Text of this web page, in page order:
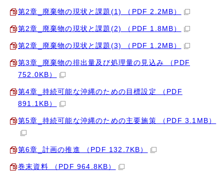
第2章_廃棄物の現状と課題(1) （PDF 2.2MB）
第2章_廃棄物の現状と課題(2) （PDF 1.8MB）
第2章_廃棄物の現状と課題(3) （PDF 1.2MB）
第3章_廃棄物の排出量及び処理量の見込み （PDF
752.0KB）
第4章_持続可能な沖縄のための目標設定 （PDF
891.1KB）
第5章_持続可能な沖縄のための主要施策 （PDF 3.1MB）
第6章_計画の推進 （PDF 132.7KB）
巻末資料 （PDF 964.8KB）